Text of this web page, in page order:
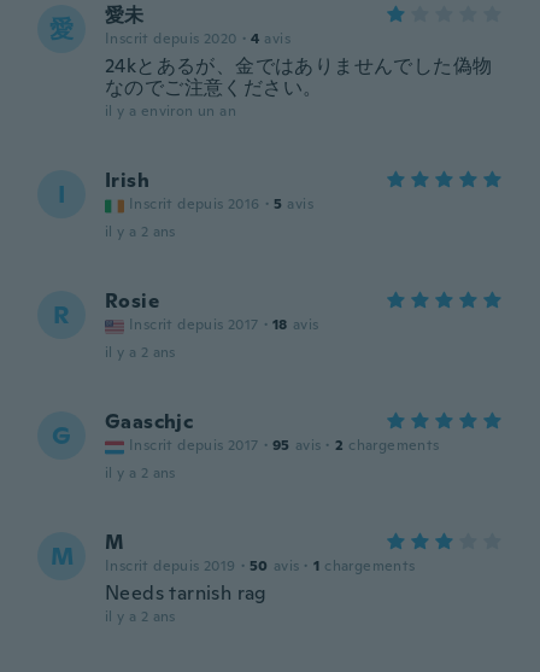
愛 愛未
Inscrit depuis 2020 · 4 avis
24kとあるが、金ではありませんでした偽物
なのでご注意ください。
il y a environ un an
I Irish
Inscrit depuis 2016 · 5 avis
il y a 2 ans
R Rosie
Inscrit depuis 2017 · 18 avis
il y a 2 ans
G Gaaschjc
Inscrit depuis 2017 · 95 avis · 2 chargements
il y a 2 ans
M M
Inscrit depuis 2019 · 50 avis · 1 chargements
Needs tarnish rag
il y a 2 ans